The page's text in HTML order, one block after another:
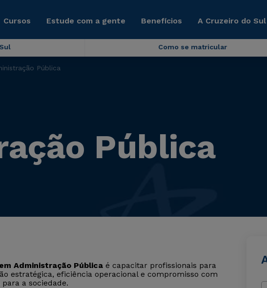
Cursos Estude com a gente Benefícios A Cruzeiro do
Como se matricular
Pública
Pública
Administração Pública é capacitar profissionais para
estratégica, eficiência operacional e compromisso com
a sociedade.